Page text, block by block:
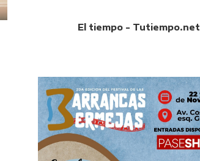
El tiempo - Tutiempo.net